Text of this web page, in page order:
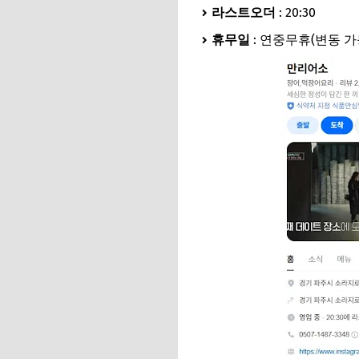
라스트오더 : 20:30
휴무일 : 연중무휴(변동